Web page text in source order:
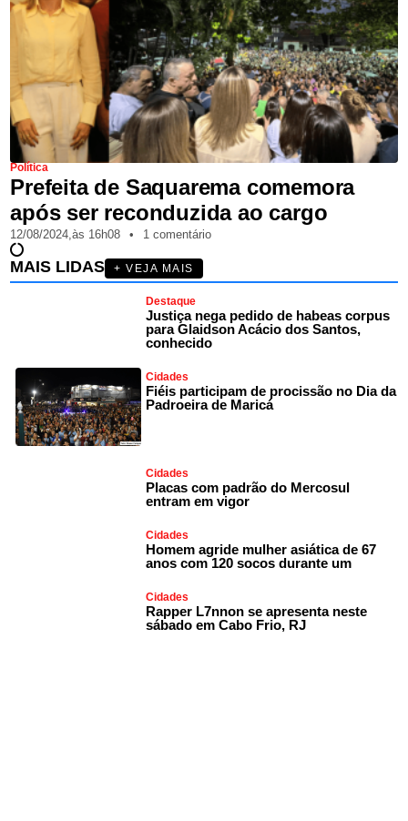
Política
Prefeita de Saquarema comemora
após ser reconduzida ao cargo
12/08/2024,às 16h08 • 1 comentário
MAIS LIDAS + VEJA MAIS
Destaque
Justiça nega pedido de habeas corpus
para Glaidson Acácio dos Santos,
conhecido
Cidades
Fiéis participam de procissão no Dia da
Padroeira de Maricá
Cidades
Placas com padrão do Mercosul
entram em vigor
Cidades
Homem agride mulher asiática de 67
anos com 120 socos durante um
Cidades
Rapper L7nnon se apresenta neste
sábado em Cabo Frio, RJ